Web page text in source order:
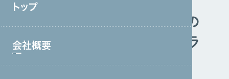
トップ
会社概要
2024.02.20
ICT教育ニュースにて、当社の
「キャリアアップ支援プログラ
ム」が掲載されました